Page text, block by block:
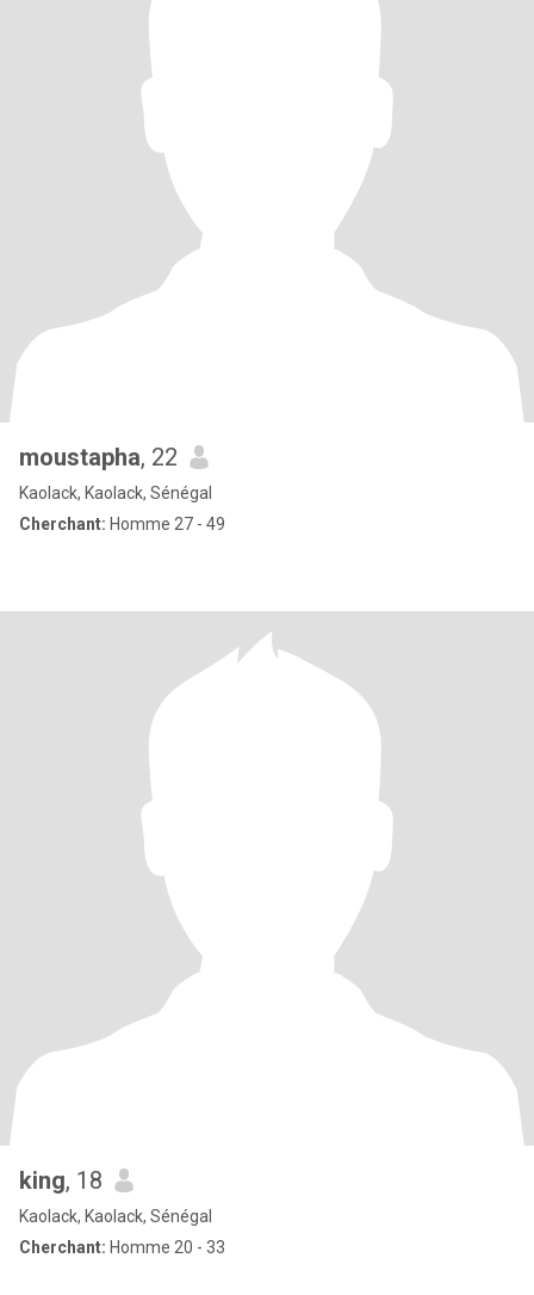
moustapha, 22
Kaolack, Kaolack, Sénégal
Cherchant: Homme 27 - 49
king, 18
Kaolack, Kaolack, Sénégal
Cherchant: Homme 20 - 33